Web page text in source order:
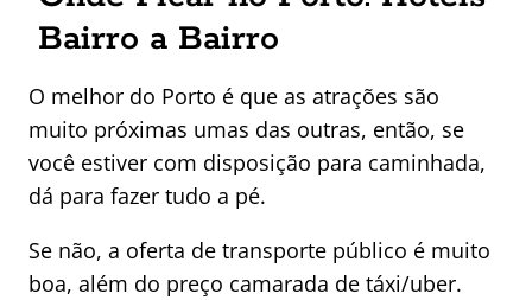
Bairro a Bairro
O melhor do Porto é que as atrações são
muito próximas umas das outras, então, se
você estiver com disposição para caminhada,
dá para fazer tudo a pé.
Se não, a oferta de transporte público é muito
boa, além do preço camarada de táxi/uber.